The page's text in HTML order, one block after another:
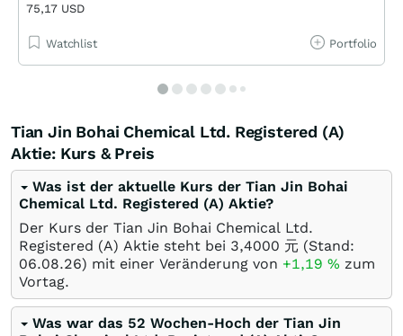
75,17 USD
Watchlist Portfolio
Tian Jin Bohai Chemical Ltd. Registered (A)
Aktie: Kurs & Preis
Was ist der aktuelle Kurs der Tian Jin Bohai
Chemical Ltd. Registered (A) Aktie?
Der Kurs der Tian Jin Bohai Chemical Ltd.
Registered (A) Aktie steht bei 3,4000 元 (Stand:
06.08.26) mit einer Veränderung von +1,19 % zum
Vortag.
Was war das 52 Wochen-Hoch der Tian Jin